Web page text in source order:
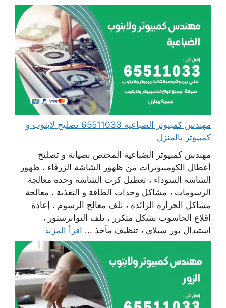
مهندس كمبيوتر الضباعية 65511033 تصليح لابتوب و
كمبيوتر بالمنزل
مهندس كمبيوتر الضباعية المختص بصيانة و تصليح
أعطال الكومبيوترات من ظهور الشاشة الزرقاء ، ظهور
الشاشة السوداء ، تعطيل كرت الشاشة وحدة معالجة
الرسومات ، مشاكل وحدات الطاقة و التغذية ، معالجة
مشاكل الحرارة الزائدة ، تلف معالج الرسوم ، إعادة
اقلاع الحاسوب بشكل متكرر ، تلف التوانزستور ،
استبدال بور سبلاي ، تنظيف مآخذ ... اقرأ المزيد